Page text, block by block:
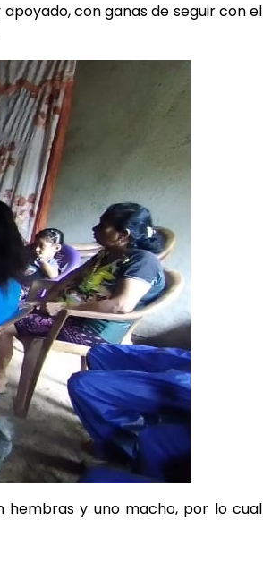
con ganas de seguir con el
hembras y uno macho, por lo cual